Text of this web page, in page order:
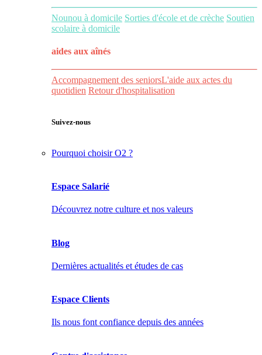
Nounou à domicile Sorties d'école et de crèche Soutien
scolaire à domicile
aides aux aînés
Accompagnement des seniorsL'aide aux actes du
quotidien Retour d'hospitalisation
Suivez-nous
Pourquoi choisir O2 ?
Espace Salarié
Découvrez notre culture et nos valeurs
Blog
Dernières actualités et études de cas
Espace Clients
Ils nous font confiance depuis des années